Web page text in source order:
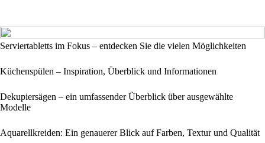
Serviertabletts im Fokus – entdecken Sie die vielen Möglichkeiten
Küchenspülen – Inspiration, Überblick und Informationen
Dekupiersägen – ein umfassender Überblick über ausgewählte
Modelle
Aquarellkreiden: Ein genauerer Blick auf Farben, Textur und Qualität